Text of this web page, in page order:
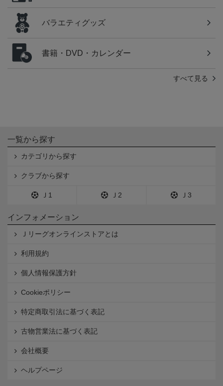
バラエティグッズ
書籍・DVD・カレンダー
すべて見る
一覧から探す
カテゴリから探す
クラブから探す
Ｊ1 Ｊ2 Ｊ3
インフォメーション
Ｊリーグオンラインストアとは
利用規約
個人情報保護方針
Cookieポリシー
特定商取引法に基づく表記
古物営業法に基づく表記
会社概要
ヘルプページ